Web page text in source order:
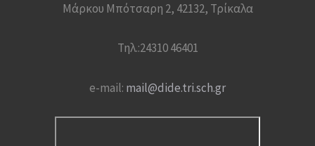
Μάρκου Μπότσαρη 2, 42132, Τρίκαλα
Τηλ.:24310 46401
e-mail: mail@dide.tri.sch.gr